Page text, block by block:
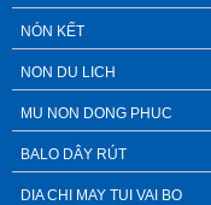
NÓN KẾT
NON DU LICH
MU NON DONG PHUC
BALO DÂY RÚT
DIA CHI MAY TUI VAI BO